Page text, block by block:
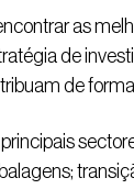
as
de
de